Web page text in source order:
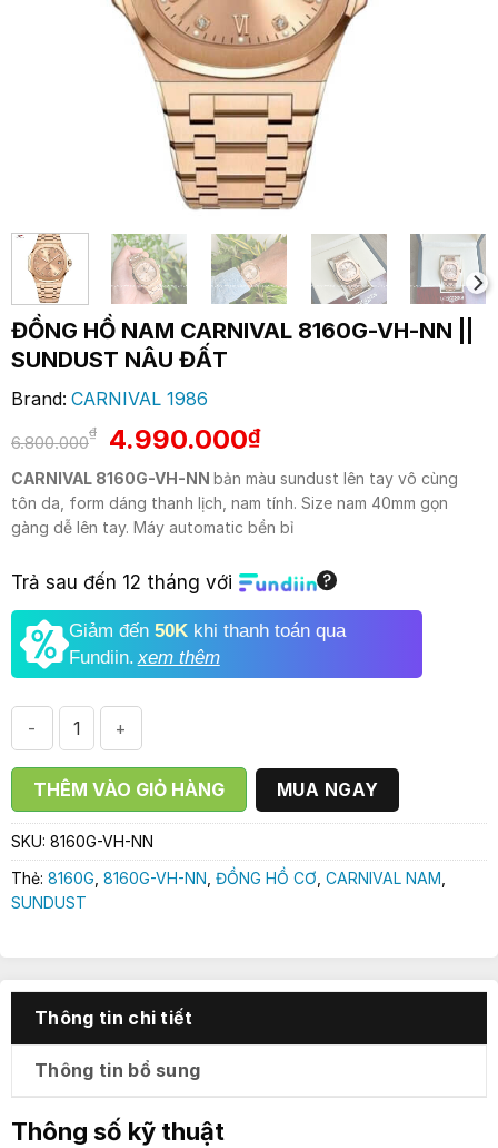
ĐỒNG HỒ NAM CARNIVAL 8160G-VH-NN ||
SUNDUST NÂU ĐẤT
Brand: CARNIVAL 1986
6.800.000₫
Giá
gốc
là:
6.800.000₫.
4.990.000₫Giá
hiện
tại
là:
CARNIVAL 8160G-VH-NN bản màu sundust lên tay vô cùng
tôn da, form dáng thanh lịch, nam tính. Size nam 40mm gọn
gàng dễ lên tay. Máy automatic bền bỉ
Trả sau đến 12 tháng với
Giảm đến 50K khi thanh toán qua
Fundiin. xem thêm
THÊM VÀO GIỎ HÀNG MUA NGAY
SKU: 8160G-VH-NN
Thẻ: 8160G 8160G-VH-NN ĐỒNG HỒ CƠ CARNIVAL NAM
SUNDUST
Thông tin chi tiết
Thông tin bổ sung
Thông số kỹ thuật